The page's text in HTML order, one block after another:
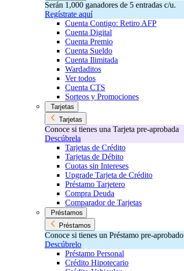
Serán 1,000 ganadores de 5 entradas c/u.
Regístrate aquí
Cuenta Contigo: Retiro AFP
Cuenta Digital
Cuenta Premio
Cuenta Sueldo
Cuenta Ilimitada
Wardaditos
Ver todos
Cuenta CTS
Sorteos y Promociones
Tarjetas
Tarjetas
Conoce si tienes una Tarjeta pre-aprobada
Descúbrela
Tarjetas de Crédito
Tarjetas de Débito
Cuotas sin Intereses
Upgrade Tarjeta de Crédito
Préstamo Tarjetero
Compra Deuda
Comparador de Tarjetas
Préstamos
Préstamos
Conoce si tienes un Préstamo pre-aprobado
Descúbrelo
Préstamo Personal
Crédito Hipotecario